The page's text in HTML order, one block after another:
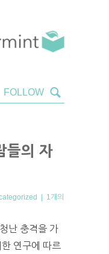
들의 자
| 1개의
난 충격을 가
연구에 따르